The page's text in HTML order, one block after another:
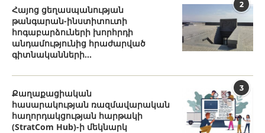
2
Հայոց ցեղասպանության
թանգարան-ինստիտուտի
հոգաբարձուների խորհրդի
անդամությունից հրաժարված
գիտնականների...
3
Քաղաքացիական
հասարակության ռազմավարական
հաղորդակցության հարթակի
(StratCom Hub)-ի մեկնարկ